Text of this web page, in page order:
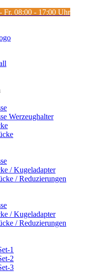
Fr. 08:00 - 17:00 Uhr
Werzeughalter
/ Kugeladapter
/ Reduzierungen
/ Kugeladapter
/ Reduzierungen
1
2
3